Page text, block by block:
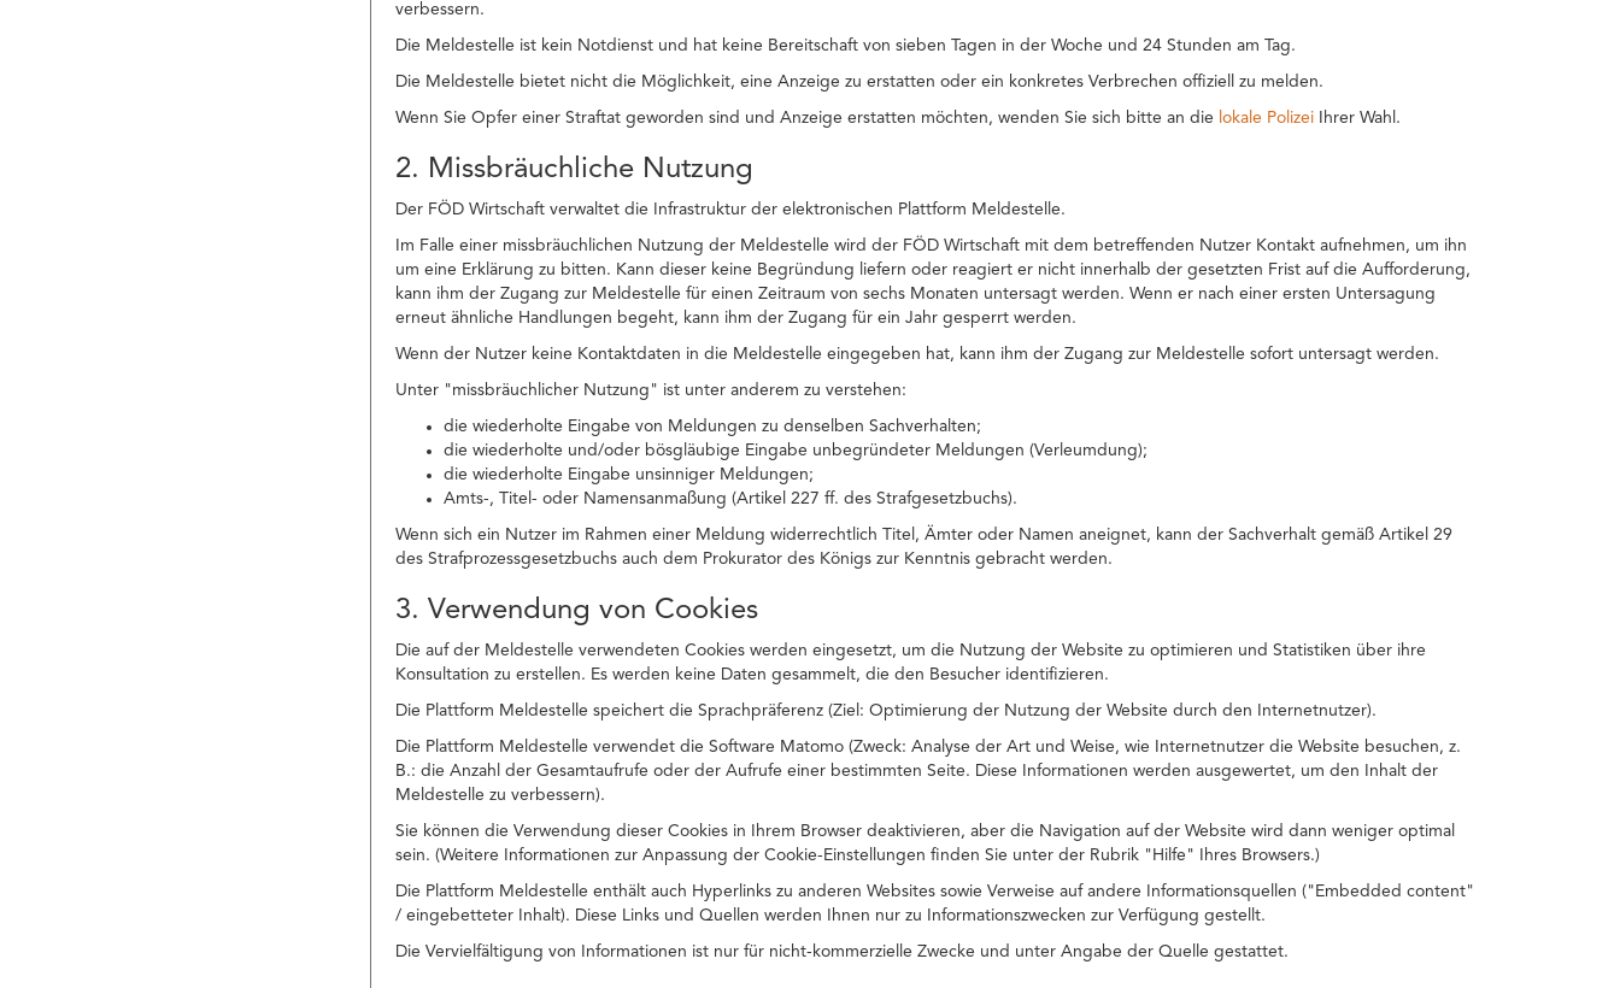
verbessern.
Die Meldestelle ist kein Notdienst und hat keine Bereitschaft von sieben Tagen in der Woche und 24 Stunden am Tag.
Die Meldestelle bietet nicht die Möglichkeit, eine Anzeige zu erstatten oder ein konkretes Verbrechen offiziell zu melden.
Wenn Sie Opfer einer Straftat geworden sind und Anzeige erstatten möchten, wenden Sie sich bitte an die lokale Polizei Ihrer Wahl.
2. Missbräuchliche Nutzung
Der FÖD Wirtschaft verwaltet die Infrastruktur der elektronischen Plattform Meldestelle.
Im Falle einer missbräuchlichen Nutzung der Meldestelle wird der FÖD Wirtschaft mit dem betreffenden Nutzer Kontakt aufnehmen, um ihn
um eine Erklärung zu bitten. Kann dieser keine Begründung liefern oder reagiert er nicht innerhalb der gesetzten Frist auf die Aufforderung,
kann ihm der Zugang zur Meldestelle für einen Zeitraum von sechs Monaten untersagt werden. Wenn er nach einer ersten Untersagung
erneut ähnliche Handlungen begeht, kann ihm der Zugang für ein Jahr gesperrt werden.
Wenn der Nutzer keine Kontaktdaten in die Meldestelle eingegeben hat, kann ihm der Zugang zur Meldestelle sofort untersagt werden.
Unter "missbräuchlicher Nutzung" ist unter anderem zu verstehen:
die wiederholte Eingabe von Meldungen zu denselben Sachverhalten;
die wiederholte und/oder bösgläubige Eingabe unbegründeter Meldungen (Verleumdung);
die wiederholte Eingabe unsinniger Meldungen;
Amts-, Titel- oder Namensanmaßung (Artikel 227 ff. des Strafgesetzbuchs).
Wenn sich ein Nutzer im Rahmen einer Meldung widerrechtlich Titel, Ämter oder Namen aneignet, kann der Sachverhalt gemäß Artikel 29
des Strafprozessgesetzbuchs auch dem Prokurator des Königs zur Kenntnis gebracht werden.
3. Verwendung von Cookies
Die auf der Meldestelle verwendeten Cookies werden eingesetzt, um die Nutzung der Website zu optimieren und Statistiken über ihre
Konsultation zu erstellen. Es werden keine Daten gesammelt, die den Besucher identifizieren.
Die Plattform Meldestelle speichert die Sprachpräferenz (Ziel: Optimierung der Nutzung der Website durch den Internetnutzer).
Die Plattform Meldestelle verwendet die Software Matomo (Zweck: Analyse der Art und Weise, wie Internetnutzer die Website besuchen, z.
B.: die Anzahl der Gesamtaufrufe oder der Aufrufe einer bestimmten Seite. Diese Informationen werden ausgewertet, um den Inhalt der
Meldestelle zu verbessern).
Sie können die Verwendung dieser Cookies in Ihrem Browser deaktivieren, aber die Navigation auf der Website wird dann weniger optimal
sein. (Weitere Informationen zur Anpassung der Cookie-Einstellungen finden Sie unter der Rubrik "Hilfe" Ihres Browsers.)
Die Plattform Meldestelle enthält auch Hyperlinks zu anderen Websites sowie Verweise auf andere Informationsquellen ("Embedded content"
/ eingebetteter Inhalt). Diese Links und Quellen werden Ihnen nur zu Informationszwecken zur Verfügung gestellt.
Die Vervielfältigung von Informationen ist nur für nicht-kommerzielle Zwecke und unter Angabe der Quelle gestattet.